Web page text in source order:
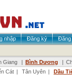
nhập Đăng ký
Đăng
Giang | Bình Dương |
Cát | Tân Uyên |
Dầu